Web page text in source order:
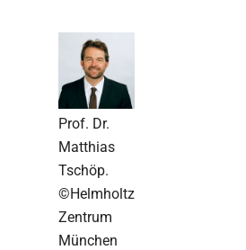
Prof. Dr.
Matthias
Tschöp.
©Helmholtz
Zentrum
München